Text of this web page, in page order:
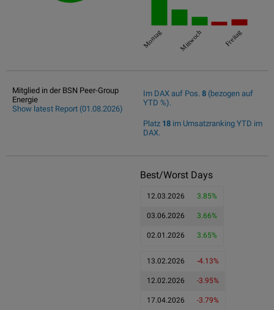
Montag Mittwoch Freitag
Mitglied in der BSN Peer-Group
Energie
Show latest Report (01.08.2026)
Im DAX auf Pos. 8 (bezogen auf
YTD %).
Platz 18 im Umsatzranking YTD im
DAX.
Best/Worst Days
12.03.2026 3.85%
03.06.2026 3.66%
02.01.2026 3.65%
13.02.2026 -4.13%
12.02.2026 -3.95%
17.04.2026 -3.79%